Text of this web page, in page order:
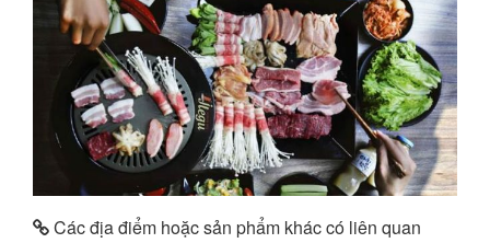
Các địa điểm hoặc sản phẩm khác có liên quan